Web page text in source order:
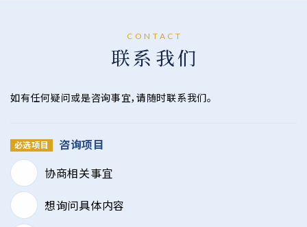
CONTACT
联系我们
如有任何疑问或是咨询事宜，请随时联系我们。
咨询项目
协商相关事宜
想询问具体内容